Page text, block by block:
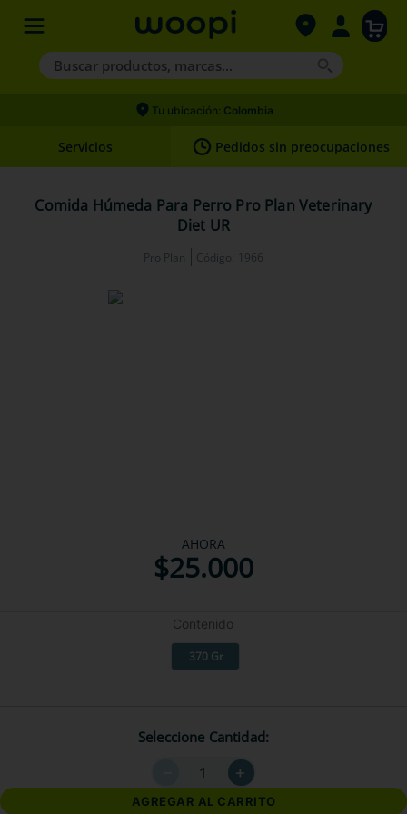
Buscar productos, marcas...
Términos más buscados
2.
hills
3.
nexgard
Tu ubicación: Colombia
Servicios Pedidos sin preocupaciones
Comida Húmeda Para Perro Pro Plan Veterinary
Diet UR
Pro Plan Código: 1966
AHORA
$25.000
Contenido
370 Gr
Seleccione Cantidad
＋
AGREGAR AL CARRITO